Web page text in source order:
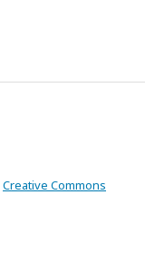
Creative Commons